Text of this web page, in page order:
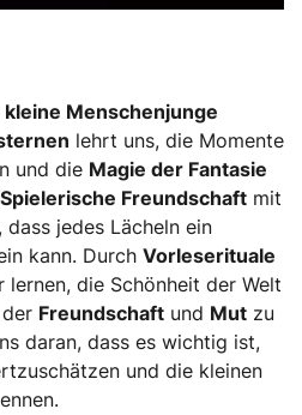
kleine Menschenjunge
lehrt uns, die Momente
und die Magie der Fantasie
Spielerische Freundschaft mit
jedes Lächeln ein
kann. Durch Vorleserituale
lernen, die Schönheit der Welt
Freundschaft und Mut zu
daran, dass es wichtig ist,
und die kleinen